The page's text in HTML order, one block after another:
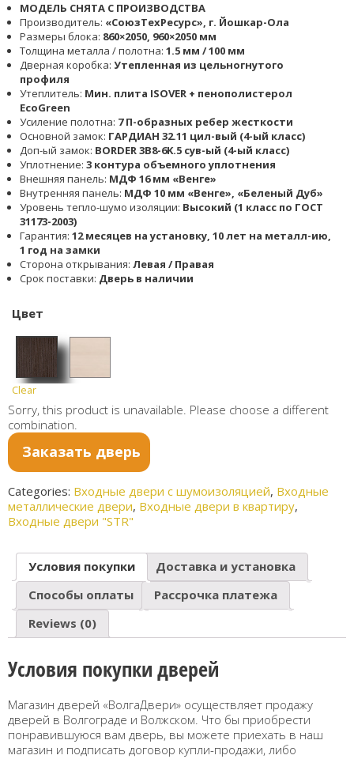
МОДЕЛЬ СНЯТА С ПРОИЗВОДСТВА
Производитель: «СоюзТехРесурс», г. Йошкар-Ола
Размеры блока: 860×2050, 960×2050 мм
Толщина металла / полотна: 1.5 мм / 100 мм
Дверная коробка: Утепленная из цельногнутого
профиля
Утеплитель: Мин. плита ISOVER + пенополистерол
EcoGreen
Усиление полотна: 7 П-образных ребер жесткости
Основной замок: ГАРДИАН 32.11 цил-вый (4-ый класс)
Доп-ый замок: BORDER 3B8-6K.5 сув-ый (4-ый класс)
Уплотнение: 3 контура объемного уплотнения
Внешняя панель: МДФ 16 мм «Венге»
Внутренняя панель: МДФ 10 мм «Венге», «Беленый Дуб»
Уровень тепло-шумо изоляции: Высокий (1 класс по ГОСТ
31173-2003)
Гарантия: 12 месяцев на установку, 10 лет на металл-ию,
1 год на замки
Сторона открывания: Левая / Правая
Срок поставки: Дверь в наличии
Цвет
Венге
белён
Clear
Sorry, this product is unavailable. Please choose a different
combination.
Заказать дверь
Categories: Входные двери с шумоизоляцией, Входные
металлические двери, Входные двери в квартиру,
Входные двери "STR"
Условия покупки
Доставка и установка
Способы оплаты
Рассрочка платежа
Reviews (0)
Условия покупки дверей
Магазин дверей «ВолгаДвери» осуществляет продажу
дверей в Волгограде и Волжском. Что бы приобрести
понравившуюся вам дверь, вы можете приехать в наш
магазин и подписать договор купли-продажи, либо